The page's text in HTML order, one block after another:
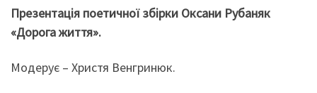
Презентація поетичної збірки Оксани Рубаняк
«Дорога життя».
Модерує – Христя Венгринюк.